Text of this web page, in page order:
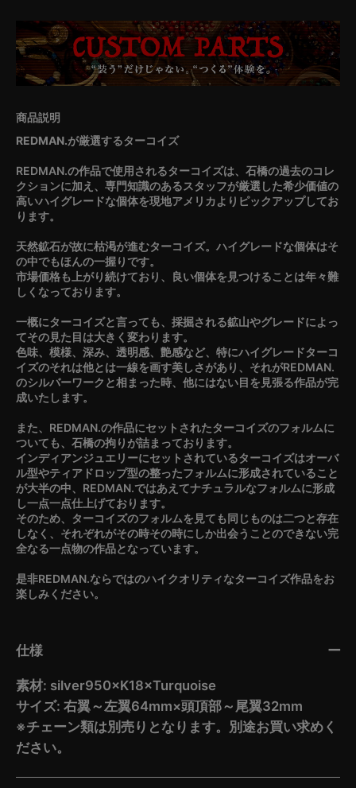
REDMAN.が厳選するターコイズ
REDMAN.の作品で使用されるターコイズは、石橋の過去のコレ
クションに加え、専門知識のあるスタッフが厳選した希少価値の
高いハイグレードな個体を現地アメリカよりピックアップしてお
ります。
天然鉱石が故に枯渇が進むターコイズ。ハイグレードな個体はそ
の中でもほんの一握りです。
市場価格も上がり続けており、良い個体を見つけることは年々難
しくなっております。
一概にターコイズと言っても、採掘される鉱山やグレードによっ
てその見た目は大きく変わります。
色味、模様、深み、透明感、艶感など、特にハイグレードターコ
イズのそれは他とは一線を画す美しさがあり、それがREDMAN.
のシルバーワークと相まった時、他にはない目を見張る作品が完
成いたします。
また、REDMAN.の作品にセットされたターコイズのフォルムに
ついても、石橋の拘りが詰まっております。
インディアンジュエリーにセットされているターコイズはオーバ
ル型やティアドロップ型の整ったフォルムに形成されていること
が大半の中、REDMAN.ではあえてナチュラルなフォルムに形成
し一点一点仕上げております。
そのため、ターコイズのフォルムを見ても同じものは二つと存在
しなく、それぞれがその時その時にしか出会うことのできない完
全なる一点物の作品となっています。
是非REDMAN.ならではのハイクオリティなターコイズ作品をお
楽しみください。
仕様
素材: silver950×K18×Turquoise
サイズ: 右翼～左翼64mm×頭頂部～尾翼32mm
※チェーン類は別売りとなります。別途お買い求めく
ださい。